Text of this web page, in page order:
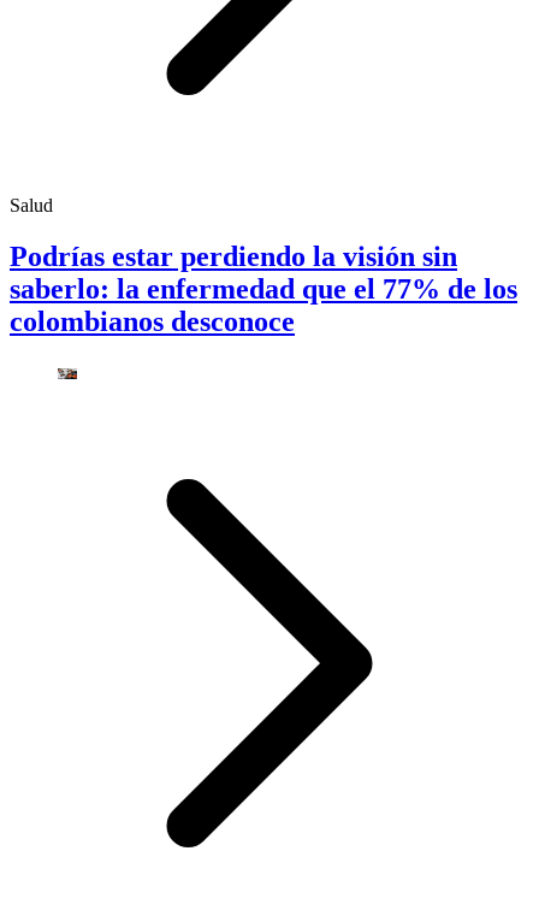
Salud
Podrías estar perdiendo la visión sin
saberlo: la enfermedad que el 77% de los
colombianos desconoce